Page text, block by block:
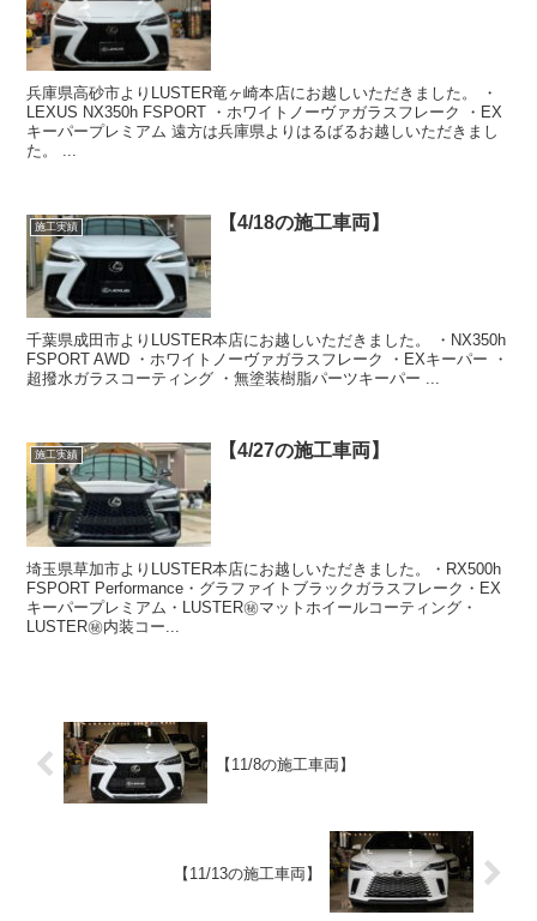
兵庫県高砂市よりLUSTER竜ヶ崎本店にお越しいただきました。 ・
LEXUS NX350h FSPORT ・ホワイトノーヴァガラスフレーク ・EX
キーパープレミアム 遠方は兵庫県よりはるばるお越しいただきまし
た。 ...
施工実績 【4/18の施工車両】
千葉県成田市よりLUSTER本店にお越しいただきました。 ・NX350h
FSPORT AWD ・ホワイトノーヴァガラスフレーク ・EXキーパー ・
超撥水ガラスコーティング ・無塗装樹脂パーツキーパー ...
施工実績 【4/27の施工車両】
埼玉県草加市よりLUSTER本店にお越しいただきました。・RX500h
FSPORT Performance・グラファイトブラックガラスフレーク・EX
キーパープレミアム・LUSTER㊙️マットホイールコーティング・
LUSTER㊙️内装コー...
【11/8の施工車両】
【11/13の施工車両】